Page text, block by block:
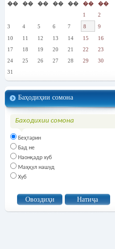
��
�� �� �� �� ��
��
1
2
3
4 5 6 7 8
9
10
11 12 13 14 15
16
17
18 19 20 21 22
23
24
25 26 27 28 29
30
31
Баҳодиҳии сомона
Баходихии сомона
Беҳтарин
Бад не
Наонқадр хуб
Маҳқул нашуд
Хуб